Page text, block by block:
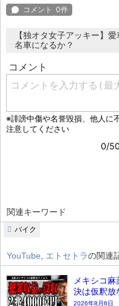
【独オタ女子アッキー】
名車になるか？
関連キーワード
バイク
YouTube エトセトラの関連
メキシコ
決は仮釈放
2026年8月6日